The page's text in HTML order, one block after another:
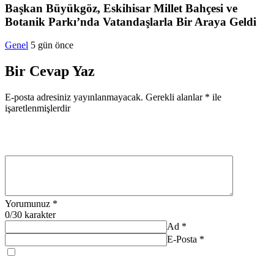
Başkan Büyükgöz, Eskihisar Millet Bahçesi ve
Botanik Parkı’nda Vatandaşlarla Bir Araya Geldi
Genel 5 gün önce
Bir Cevap Yaz
E-posta adresiniz yayınlanmayacak. Gerekli alanlar * ile
işaretlenmişlerdir
Yorumunuz *
0/30 karakter
Ad *
E-Posta *